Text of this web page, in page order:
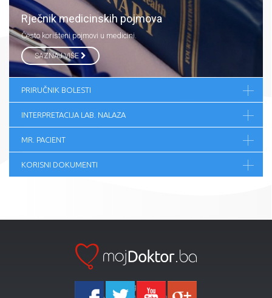
Rječnik medicinskih pojmova
Često korišteni pojmovi u medicini.
SAZNAJ VIŠE
PRIRUČNIK BOLESTI
INTERPRETACIJA LAB. NALAZA
MR. PACIENT
KORISNI DOKUMENTI
Ka-Agencija